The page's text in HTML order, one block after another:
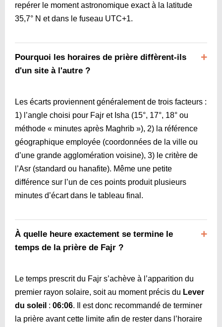
repérer le moment astronomique exact à la latitude
35,7° N et dans le fuseau UTC+1.
Pourquoi les horaires de prière diffèrent-ils
d'un site à l'autre ?
Les écarts proviennent généralement de trois facteurs :
1) l’angle choisi pour Fajr et Isha (15°, 17°, 18° ou
méthode « minutes après Maghrib »), 2) la référence
géographique employée (coordonnées de la ville ou
d’une grande agglomération voisine), 3) le critère de
l’Asr (standard ou hanafite). Même une petite
différence sur l’un de ces points produit plusieurs
minutes d’écart dans le tableau final.
À quelle heure exactement se termine le
temps de la prière de Fajr ?
Le temps prescrit du Fajr s’achève à l’apparition du
premier rayon solaire, soit au moment précis du Lever
du soleil : 06:06. Il est donc recommandé de terminer
la prière avant cette limite afin de rester dans l’horaire